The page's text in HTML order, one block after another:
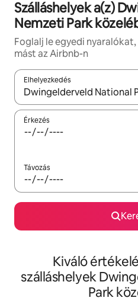
Szálláshelyek a(z)
Nemzeti Park
Foglalj le egyedi
mást az Airbnb-n
Elhelyezkedés
Az eredmények között a
Érkezés
Távozás
Kiváló
szálláshelyek
Park